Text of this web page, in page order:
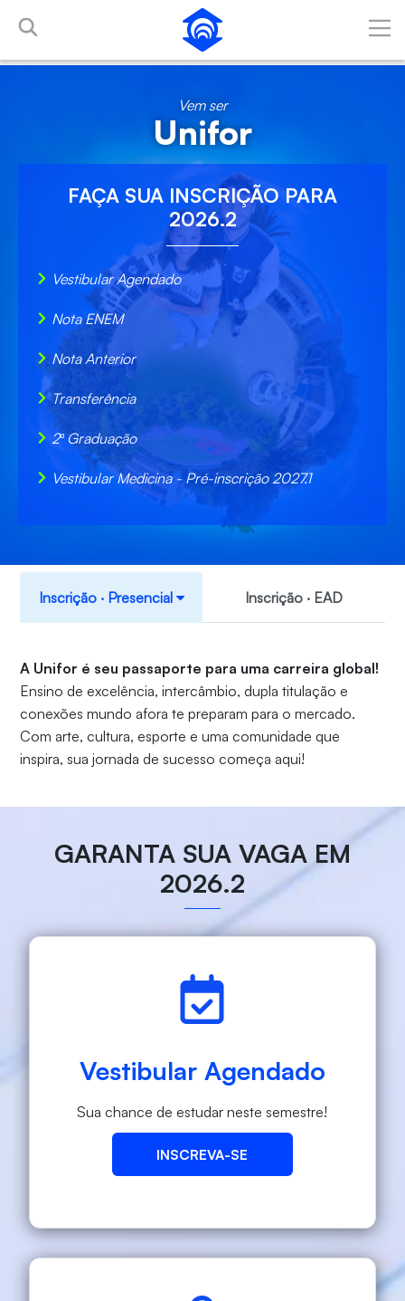
Pular para o Conteúdo principal
Vem ser
Unifor
FAÇA SUA INSCRIÇÃO PARA
2026.2
Vestibular Agendado
Nota ENEM
Nota Anterior
Transferência
2ª Graduação
Vestibular Medicina - Pré-inscrição 2027.1
Inscrição ‧ Presencial Inscrição ‧ EAD
A Unifor é seu passaporte para uma carreira global!
Ensino de excelência, intercâmbio, dupla titulação e
conexões mundo afora te preparam para o mercado.
Com arte, cultura, esporte e uma comunidade que
inspira, sua jornada de sucesso começa aqui!
GARANTA SUA VAGA EM
2026.2
Vestibular Agendado
Sua chance de estudar neste semestre!
INSCREVA-SE